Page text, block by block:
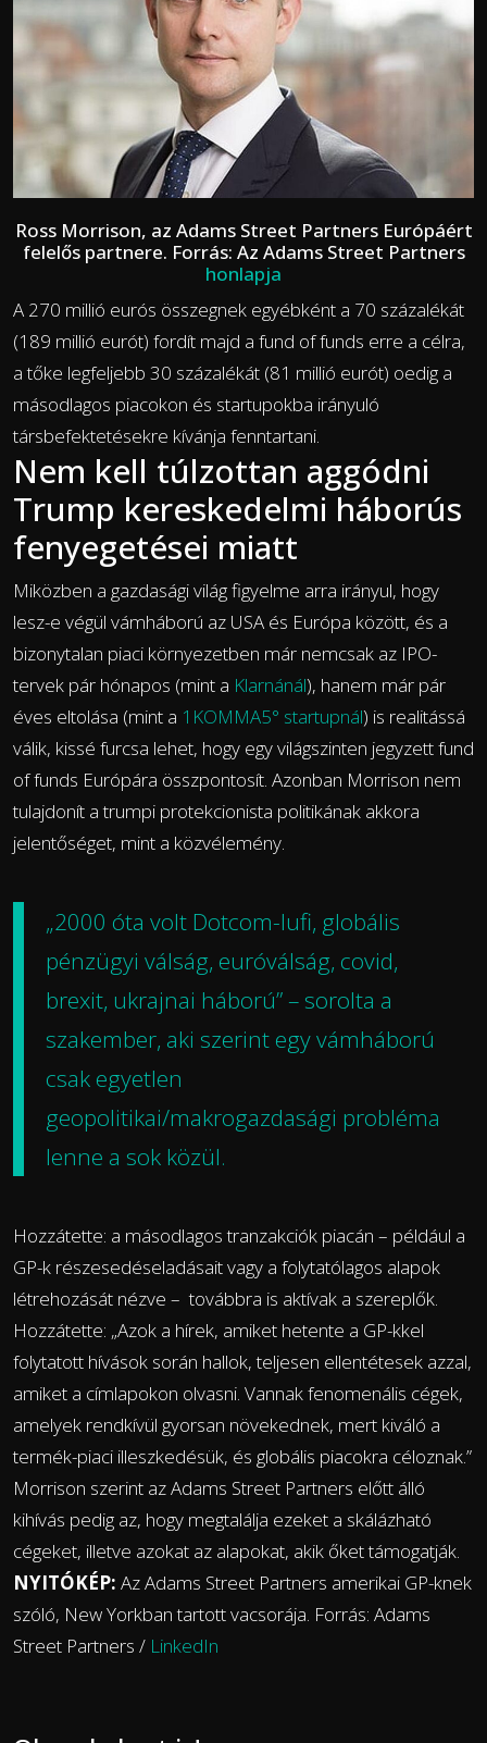
Ross Morrison, az Adams Street Partners Európáért
felelős partnere. Forrás: Az Adams Street Partners
honlapja
A 270 millió eurós összegnek egyébként a 70 százalékát
(189 millió eurót) fordít majd a fund of funds erre a célra,
a tőke legfeljebb 30 százalékát (81 millió eurót) oedig a
másodlagos piacokon és startupokba irányuló
társbefektetésekre kívánja fenntartani.
Nem kell túlzottan aggódni
Trump kereskedelmi háborús
fenyegetései miatt
Miközben a gazdasági világ figyelme arra irányul, hogy
lesz-e végül vámháború az USA és Európa között, és a
bizonytalan piaci környezetben már nemcsak az IPO-
tervek pár hónapos (mint a Klarnánál), hanem már pár
éves eltolása (mint a 1KOMMA5° startupnál) is realitássá
válik, kissé furcsa lehet, hogy egy világszinten jegyzett fund
of funds Európára összpontosít. Azonban Morrison nem
tulajdonít a trumpi protekcionista politikának akkora
jelentőséget, mint a közvélemény.
„2000 óta volt Dotcom-lufi, globális
pénzügyi válság, euróválság, covid,
brexit, ukrajnai háború” – sorolta a
szakember, aki szerint egy vámháború
csak egyetlen
geopolitikai/makrogazdasági probléma
lenne a sok közül.
Hozzátette: a másodlagos tranzakciók piacán – például a
GP-k részesedéseladásait vagy a folytatólagos alapok
létrehozását nézve – továbbra is aktívak a szereplők.
Hozzátette: „Azok a hírek, amiket hetente a GP-kkel
folytatott hívások során hallok, teljesen ellentétesek azzal,
amiket a címlapokon olvasni. Vannak fenomenális cégek,
amelyek rendkívül gyorsan növekednek, mert kiváló a
termék-piaci illeszkedésük, és globális piacokra céloznak.”
Morrison szerint az Adams Street Partners előtt álló
kihívás pedig az, hogy megtalálja ezeket a skálázható
cégeket, illetve azokat az alapokat, akik őket támogatják.
NYITÓKÉP: Az Adams Street Partners amerikai GP-knek
szóló, New Yorkban tartott vacsorája. Forrás: Adams
Street Partners / LinkedIn